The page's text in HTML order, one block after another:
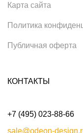
Карта сайта
Политика
Публичная оферта
КОНТАКТЫ
+7 (495) 023-88-66
sale@odeon-